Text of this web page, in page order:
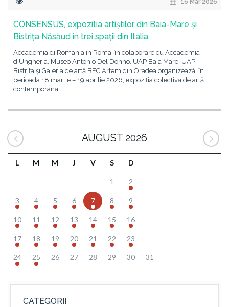
16 Mar 2026
CONSENSUS, expoziția artiștilor din Baia-Mare și
Bistrița Năsăud în trei spații din Italia
Accademia di Romania in Roma, în colaborare cu Accademia
d'Ungheria, Museo Antonio Del Donno, UAP Baia Mare, UAP
Bistrița și Galeria de artă BEC Artem din Oradea organizează, în
perioada 18 martie – 19 aprilie 2026, expoziția colectivă de artă
contemporană
AUGUST 2026
L M M J V S D
1 2
3 4 5 6 7 8 9
10 11 12 13 14 15 16
17 18 19 20 21 22 23
24 25 26 27 28 29 30 31
CATEGORII